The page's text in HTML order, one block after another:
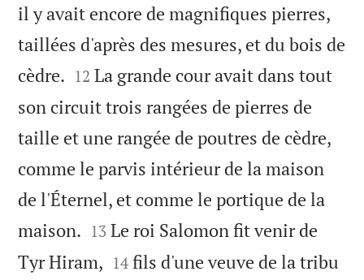
il y avait encore de magnifiques pierres,
taillées d'après des mesures, et du bois de
cèdre. 

12 La grande cour avait dans tout
son circuit trois rangées de pierres de
taille et une rangée de poutres de cèdre,
comme le parvis intérieur de la maison
de l'Éternel, et comme le portique de la
maison. 

13 Le roi Salomon fit venir de
Tyr Hiram, 

14 fils d'une veuve de la tribu